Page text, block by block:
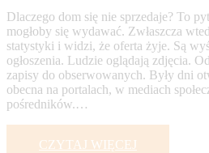
Dlaczego dom się nie sprzedaje? To
mogłoby się wydawać. Zwłaszcza
statystyki i widzi, że oferta żyje. Są
ogłoszenia. Ludzie oglądają zdjęcia.
zapisy do obserwowanych. Były dni
obecna na portalach, w mediach
pośredników.…
CZYTAJ WIĘCEJ